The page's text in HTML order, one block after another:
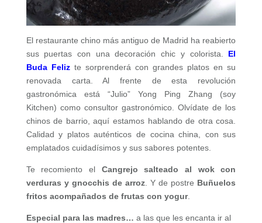
El restaurante chino más antiguo de Madrid ha reabierto
sus puertas con una decoración chic y colorista. El
Buda Feliz te sorprenderá con grandes platos en su
renovada carta. Al frente de esta revolución
gastronómica está “Julio” Yong Ping Zhang (soy
Kitchen) como consultor gastronómico. Olvídate de los
chinos de barrio, aquí estamos hablando de otra cosa.
Calidad y platos auténticos de cocina china, con sus
emplatados cuidadísimos y sus sabores potentes.
Te recomiento el Cangrejo salteado al wok con
verduras y gnocchis de arroz . Y de postre Buñuelos
fritos acompañados de frutas con yogur.
Especial para las madres… a las que les encanta ir al